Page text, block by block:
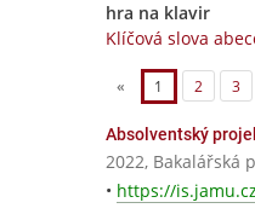
hra na klavir
Klíčová slova
« 1 2 3
Absolventský
2022, Bakalářská
• https://